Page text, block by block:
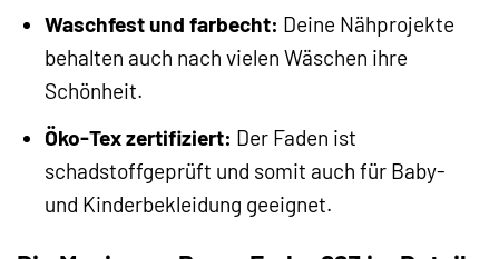
Waschfest und farbecht: Deine Nähprojekte
behalten auch nach vielen Wäschen ihre
Schönheit.
Öko-Tex zertifiziert: Der Faden ist
schadstoffgeprüft und somit auch für Baby-
und Kinderbekleidung geeignet.